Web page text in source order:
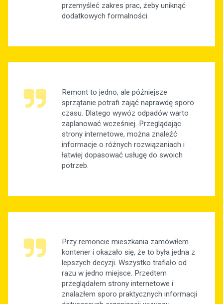
przemyśleć zakres prac, żeby uniknąć
dodatkowych formalności.
Remont to jedno, ale późniejsze
sprzątanie potrafi zająć naprawdę sporo
czasu. Dlatego wywóz odpadów warto
zaplanować wcześniej. Przeglądając
strony internetowe, można znaleźć
informacje o różnych rozwiązaniach i
łatwiej dopasować usługę do swoich
potrzeb.
Przy remoncie mieszkania zamówiłem
kontener i okazało się, że to była jedna z
lepszych decyzji. Wszystko trafiało od
razu w jedno miejsce. Przedtem
przeglądałem strony internetowe i
znalazłem sporo praktycznych informacji